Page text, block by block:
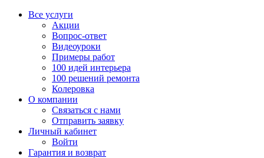
Все услуги
Акции
Вопрос-ответ
Видеоуроки
Примеры работ
100 идей интерьера
100 решений ремонта
Колеровка
О компании
Связаться с нами
Отправить заявку
Личный кабинет
Войти
Гарантия и возврат